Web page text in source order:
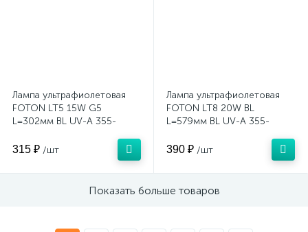
Лампа ультрафиолетовая
FOTON LT5 15W G5
L=302мм BL UV-A 355-
насекомых
315 ₽ /шт
Лампа ультрафиолетовая
FOTON LT8 20W BL
L=579мм BL UV-A 355-
насекомых
390 ₽ /шт
Показать больше товаров